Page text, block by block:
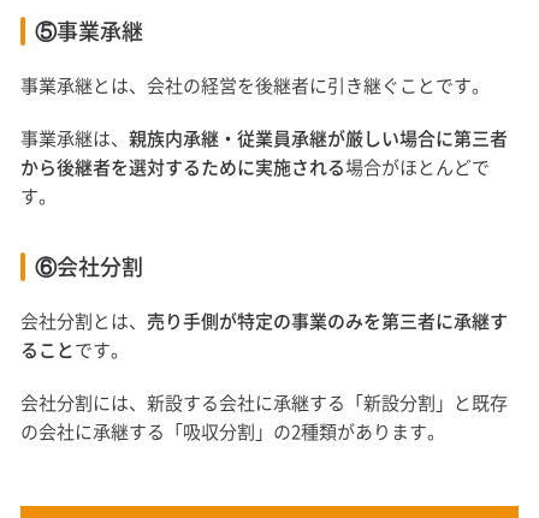
⑤事業承継
事業承継とは、会社の経営を後継者に引き継ぐことです。
事業承継は、親族内承継・従業員承継が厳しい場合に第三者
から後継者を選対するために実施される場合がほとんどで
す。
⑥会社分割
会社分割とは、 売り手側が特定の事業のみを第三者に承継す
ることです。
会社分割には、新設する会社に承継する「新設分割」と既存
の会社に承継する「吸収分割」の2種類があります。